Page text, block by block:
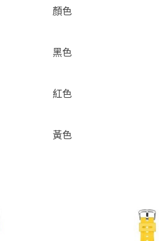
顏色
黑色
紅色
黃色